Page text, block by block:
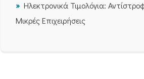
Ηλεκτρονικά Τιμολόγια:
Μικρές Επιχειρήσεις